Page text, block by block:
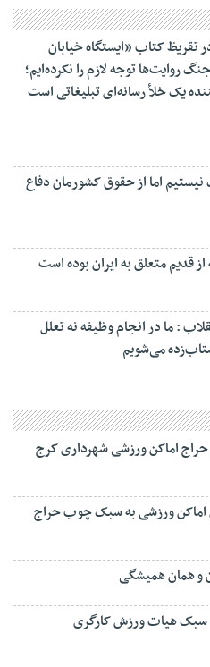
تقریظ کتاب «ایستگاه خیابان
روایت‌ها توجه لازم را نکرده‌ایم؛
یک خلأ رسانه‌ای تبلیغاتی است
اما از حقوق کشورمان دفاع
قدیم متعلق به ایران بوده است
: ما در انجام وظیفه نه تعلل
می‌شویم
اماکن ورزشی شهرداری کرج
اماکن ورزشی به سبک چوب حراج
و همان همیشگی
سبک هیات ورزش کارگری